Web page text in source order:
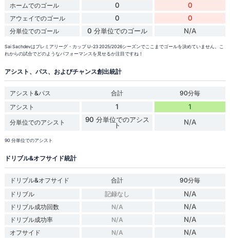
ホームでのゴール 0 0
アウェイでのゴール 0 0
分単位でのゴール 0 分単位でのゴール N/A
Sai Sachdevはプレミアリーグ・カップ U-23 2025/2026シーズンでここまでゴールを決めていません。こ
れからの試合でどのようなパフォーマンスを見せるか注目ですね！
アシスト、パス、およびチャンス創出統計
アシスト&パス 合計
90分毎
アシスト
1 1
分単位でのアシスト 90 分単位でのアシス
ト N/A
90 分単位でのアシスト
ドリブル&オフサイド統計
ドリブル&オフサイド 合計
90分毎
ドリブル
記録なし N/A
ドリブル成功回数 N/A N/A
ドリブル成功率 N/A N/A
オフサイド N/A N/A